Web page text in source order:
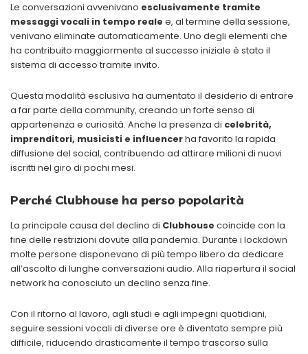
Le conversazioni avvenivano esclusivamente tramite
messaggi vocali in tempo reale e, al termine della sessione,
venivano eliminate automaticamente. Uno degli elementi che
ha contribuito maggiormente al successo iniziale è stato il
sistema di accesso tramite invito.
Questa modalità esclusiva ha aumentato il desiderio di entrare
a far parte della community, creando un forte senso di
appartenenza e curiosità. Anche la presenza di celebrità,
imprenditori, musicisti e influencerha favorito la rapida
diffusione del social, contribuendo ad attirare milioni di nuovi
iscritti nel giro di pochi mesi.
Perché Clubhouse ha perso popolarità
La principale causa del declino di Clubhouse coincide con la
fine delle restrizioni dovute alla pandemia. Durante i lockdown
molte persone disponevano di più tempo libero da dedicare
all’ascolto di lunghe conversazioni audio. Alla riapertura il social
network ha conosciuto un declino senza fine.
Con il ritorno al lavoro, agli studi e agli impegni quotidiani,
seguire sessioni vocali di diverse ore è diventato sempre più
difficile, riducendo drasticamente il tempo trascorso sulla